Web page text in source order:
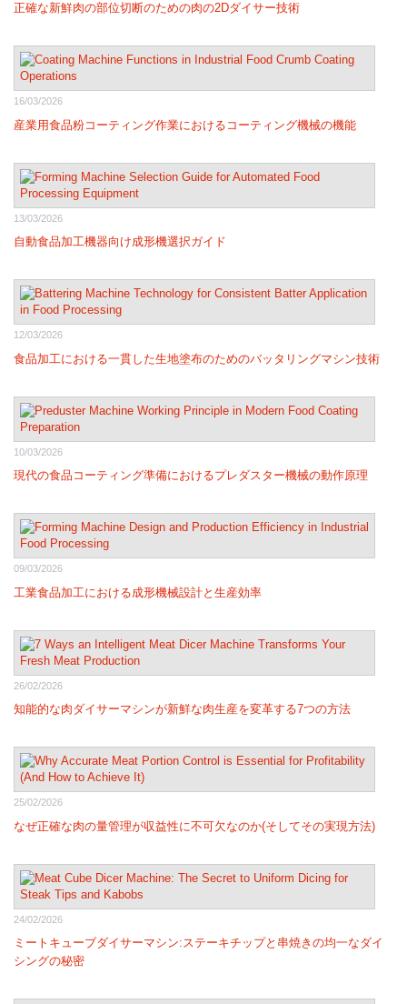
正確な新鮮肉の部位切断のための肉の2Dダイサー技術
16/03/2026
産業用食品粉コーティング作業におけるコーティング機械の機能
13/03/2026
自動食品加工機器向け成形機選択ガイド
12/03/2026
食品加工における一貫した生地塗布のためのバッタリングマシン技術
10/03/2026
現代の食品コーティング準備におけるプレダスター機械の動作原理
09/03/2026
工業食品加工における成形機械設計と生産効率
26/02/2026
知能的な肉ダイサーマシンが新鮮な肉生産を変革する7つの方法
25/02/2026
なぜ正確な肉の量管理が収益性に不可欠なのか(そしてその実現方法)
24/02/2026
ミートキューブダイサーマシン:ステーキチップと串焼きの均一なダイ
シングの秘密